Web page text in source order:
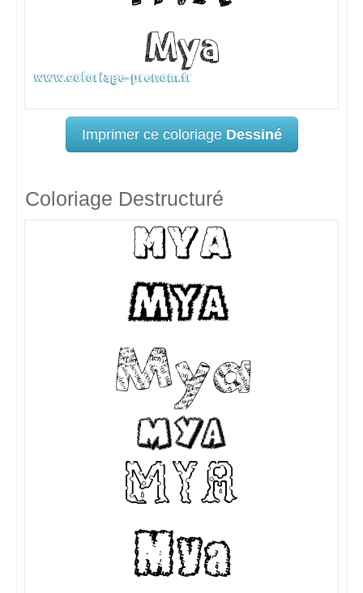
Imprimer ce coloriage Dessiné
Coloriage Destructuré